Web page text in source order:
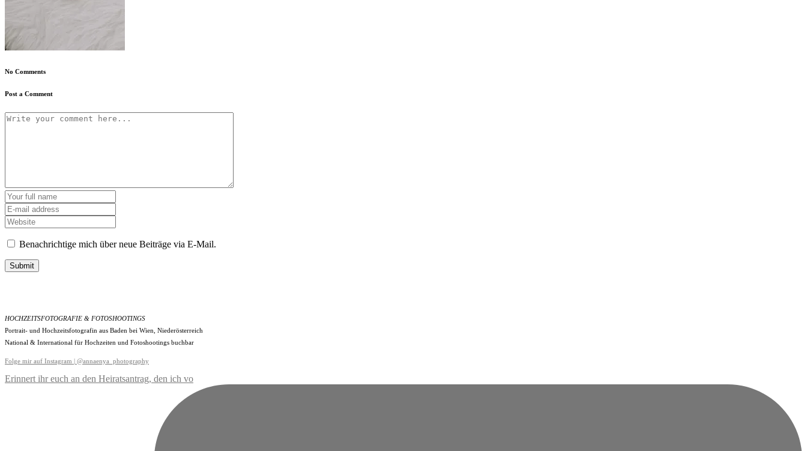
No Comments
Post a Comment
Benachrichtige mich über neue Beiträge via E-Mail.
Submit
HOCHZEITSFOTOGRAFIE & FOTOSHOOTINGS
Portrait- und Hochzeitsfotografin aus Baden bei Wien, Niederösterreich
National & International für Hochzeiten und Fotoshootings buchbar
Folge mir auf Instagram | @annaenya_photography
Erinnert ihr euch an den Heiratsantrag, den ich vo